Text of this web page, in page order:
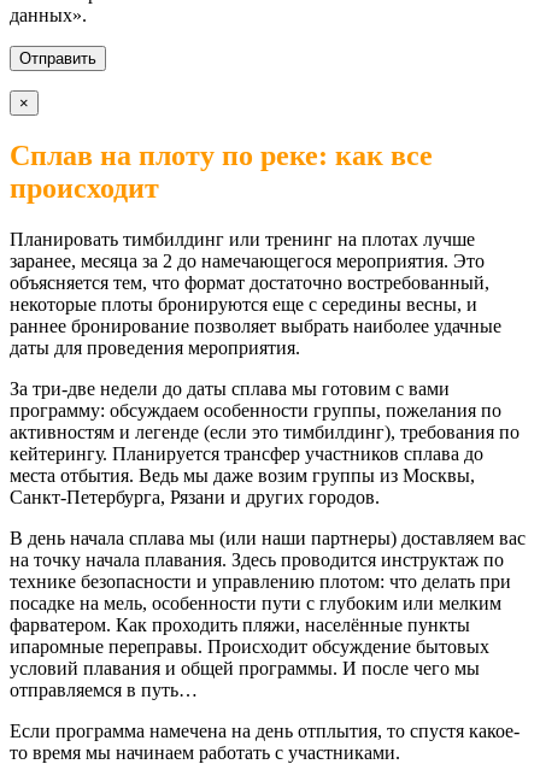
данных».
×
Сплав на плоту по реке: как все
происходит
Планировать тимбилдинг или тренинг на плотах лучше
заранее, месяца за 2 до намечающегося мероприятия. Это
объясняется тем, что формат достаточно востребованный,
некоторые плоты бронируются еще с середины весны, и
раннее бронирование позволяет выбрать наиболее удачные
даты для проведения мероприятия.
За три-две недели до даты сплава мы готовим с вами
программу: обсуждаем особенности группы, пожелания по
активностям и легенде (если это тимбилдинг), требования по
кейтерингу. Планируется трансфер участников сплава до
места отбытия. Ведь мы даже возим группы из Москвы,
Санкт-Петербурга, Рязани и других городов.
В день начала сплава мы (или наши партнеры) доставляем вас
на точку начала плавания. Здесь проводится инструктаж по
технике безопасности и управлению плотом: что делать при
посадке на мель, особенности пути с глубоким или мелким
фарватером. Как проходить пляжи, населённые пункты
ипаромные переправы. Происходит обсуждение бытовых
условий плавания и общей программы. И после чего мы
отправляемся в путь…
Если программа намечена на день отплытия, то спустя какое-
то время мы начинаем работать с участниками.